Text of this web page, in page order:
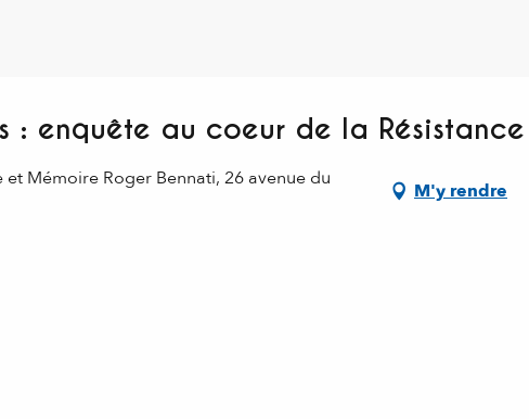
: enquête au coeur de la Résistance
Mémoire Roger Bennati, 26 avenue du
M'y rendre